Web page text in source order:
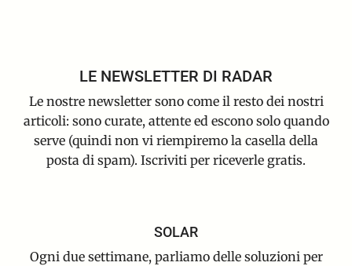
LE NEWSLETTER DI RADAR
Le nostre newsletter sono come il resto dei nostri
articoli: sono curate, attente ed escono solo quando
serve (quindi non vi riempiremo la casella della
posta di spam). Iscriviti per riceverle gratis.
SOLAR
Ogni due settimane, parliamo delle soluzioni per